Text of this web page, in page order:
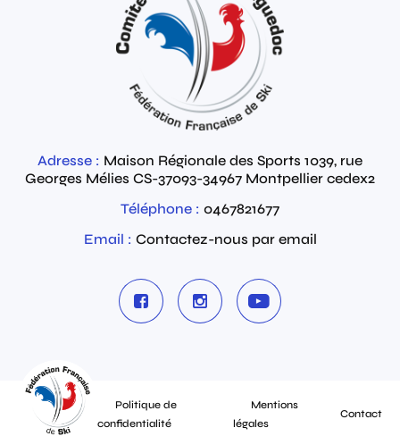
Adresse : Maison Régionale des Sports 1039, rue
Georges Mélies CS-37093-34967 Montpellier cedex2
Téléphone : 0467821677
Email : Contactez-nous par email
Politique de
confidentialité
Mentions
légales
Contact